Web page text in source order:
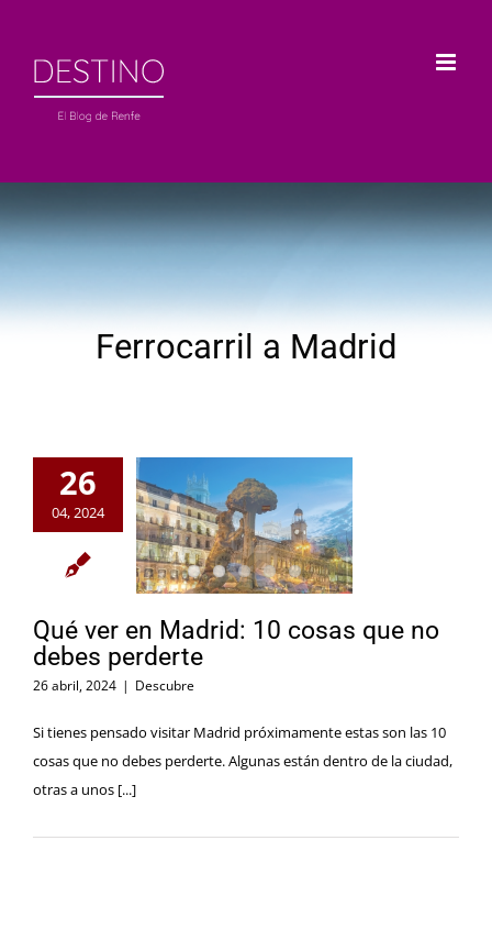
contenido
Ferrocarril a Madrid
26
04, 2024
Qué ver en Madrid: 10 cosas que no
debes perderte
26 abril, 2024 | Descubre
Si tienes pensado visitar Madrid próximamente estas son las 10
cosas que no debes perderte. Algunas están dentro de la ciudad,
otras a unos [...]